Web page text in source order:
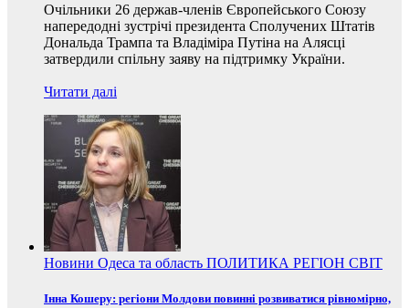
Очільники 26 держав-членів Європейського Союзу
напередодні зустрічі президента Сполучених Штатів
Дональда Трампа та Владіміра Путіна на Алясці
затвердили спільну заяву на підтримку України.
Читати далі
Новини Одеса та область ПОЛИТИКА РЕГІОН СВІТ
Інна Кошеру: регіони Молдови повинні розвиватися рівномірно,